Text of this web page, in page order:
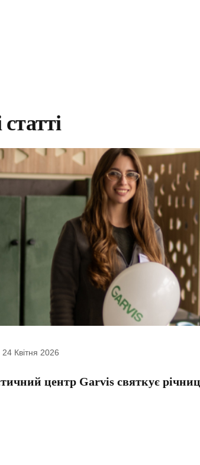
24 Квітня 2026
центр Garvis святкує
«доступні ліки»
вакцинацію та інше
ПІДПИСАТИ